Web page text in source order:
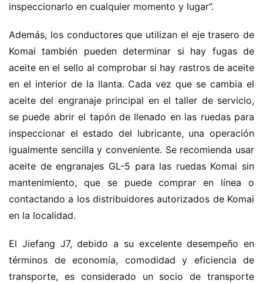
inspeccionarlo en cualquier momento y lugar”.
Además, los conductores que utilizan el eje trasero de
Komai también pueden determinar si hay fugas de
aceite en el sello al comprobar si hay rastros de aceite
en el interior de la llanta. Cada vez que se cambia el
aceite del engranaje principal en el taller de servicio,
se puede abrir el tapón de llenado en las ruedas para
inspeccionar el estado del lubricante, una operación
igualmente sencilla y conveniente. Se recomienda usar
aceite de engranajes GL-5 para las ruedas Komai sin
mantenimiento, que se puede comprar en línea o
contactando a los distribuidores autorizados de Komai
en la localidad.
El Jiefang J7, debido a su excelente desempeño en
términos de economía, comodidad y eficiencia de
transporte, es considerado un socio de transporte